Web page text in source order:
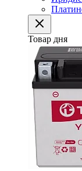
Товар дня